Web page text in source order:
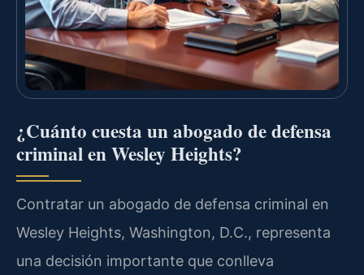
¿Cuánto cuesta un abogado de defensa
criminal en Wesley Heights?
Contratar un abogado de defensa criminal en
Wesley Heights, Washington, D.C., representa
una decisión importante que conlleva